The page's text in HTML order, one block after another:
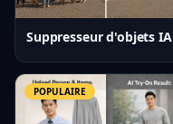
Suppresseur d'objets IA
POPULAIRE